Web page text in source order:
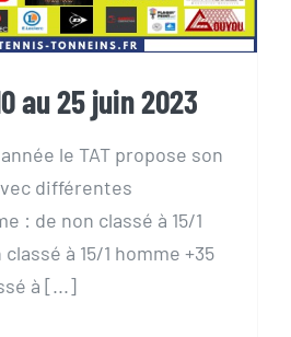
au 25 juin 2023
le TAT propose son
différentes
: de non classé à 15/1
à 15/1 homme +35
à [...]